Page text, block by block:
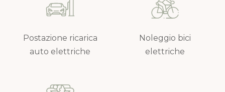
Postazione ricarica
auto elettriche
Noleggio bici
elettriche